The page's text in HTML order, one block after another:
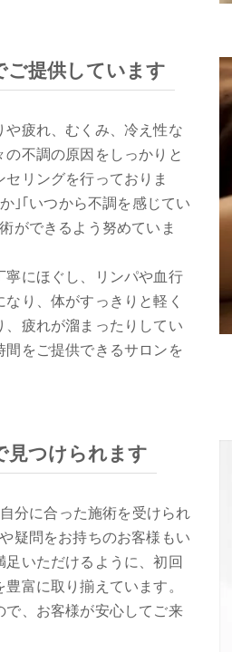
ご提供しています
疲れ、むくみ、冷え性な
不調の原因をしっかりと
リングを行っておりま
｣｢いつから不調を感じてい
ができるよう努めていま
寧にほぐし、リンパや血行
り、体がすっきりと軽く
疲れが溜まったりしてい
をご提供できるサロンを
見つけられます
分に合った施術を受けられ
疑問をお持ちのお客様もい
いただけるように、初回
富に取り揃えています。
で、お客様が安心してご来